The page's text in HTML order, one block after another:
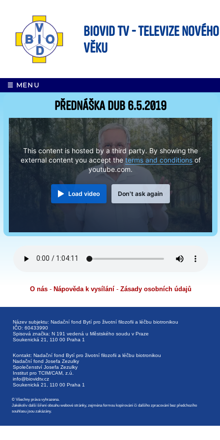
BIOVID TV - Televize nového
věku
☰ MENU
Přednáška DUB 6.5.2019
This content is hosted by a third party. By showing the
external content you accept the terms and conditionsof
youtube.com.
Load video Don't ask again
O nás- Nápověda k vysílání- Zásady osobních údajů
Název subjektu: Nadační fond Bytí pro životní filozofii a léčbu biotronikou
IČO: 60433990
Spisová značka: N 191 vedená u Městského soudu v Praze
Soukenická 21, 110 00 Praha 1
Kontakt: Nadační fond Bytí pro životní filozofii a léčbu biotronikou
Nadační fond Josefa Zezulky
Společenství Josefa Zezulky
Institut pro TCIM/CAM, z.ú.
info@biovidtv.cz
Soukenická 21, 110 00 Praha 1
© Všechny práva vyhrazena.
Jakékoliv další šíření obsahu webové stránky, zejména formou kopírování či dalšího zpracování bez předchozího
souhlasu jsou zakázány.